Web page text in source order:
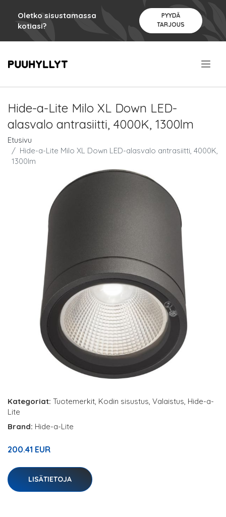
Oletko sisustamassa
kotiasi?
PYYDÄ
TARJOUS
Hide-a-Lite Milo XL Down LED-
alasvalo antrasiitti, 4000K, 1300lm
Etusivu
Hide-a-Lite Milo XL Down LED-alasvalo antrasiitti, 4000K,
1300lm
Kategoriat: Tuotemerkit, Kodin sisustus, Valaistus, Hide-a-
Lite
Brand: Hide-a-Lite
200.41 EUR
LISÄTIETOJA